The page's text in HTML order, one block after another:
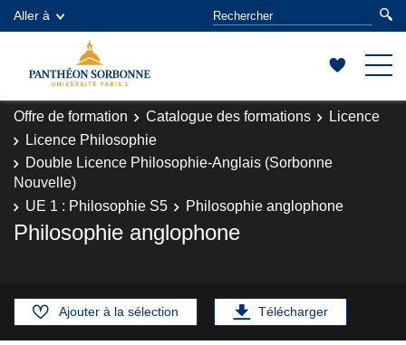
Aller à
Offre de formation Catalogue des formations
Licence
Licence Philosophie
Double Licence Philosophie-Anglais (Sorbonne
Nouvelle)
UE 1 : Philosophie S5
Philosophie anglophone
Philosophie anglophone
Ajouter à la sélection Télécharger